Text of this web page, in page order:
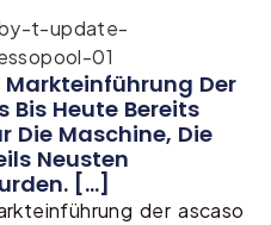
Markteinführung Der
Bis Heute Bereits
Die Maschine, Die
Neusten
[...]
der ascaso